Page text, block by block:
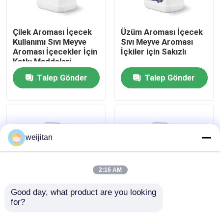
Hakkımızda
Fabrika turu
Kalite kontrol
Bize Ulaşın
Bir teklif isteği
Çilek Aroması İçecek
Kullanımı Sıvı Meyve
Aroması İçecekler İçin
Katkı Maddeleri
Talep Gönder
Üzüm Aroması İçecek
Sıvı Meyve Aroması
İçkiler için Sakızlı
Talep Gönder
Tutku Meyvesi
weijitan
2:16 AM
Good day, what product are you looking
for?